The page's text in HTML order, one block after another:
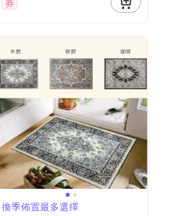
換季佈置最多選擇